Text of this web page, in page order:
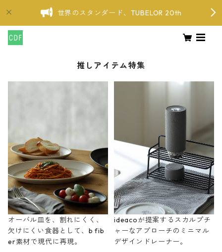
世界のスタンダード、TUBELOR 20th
推しアイテム特集
オーバル皿を、割れにくく、
欠けにくい食器として、b fib
er素材で現代に再現。
ideacoが提案するスカルプチ
ャーなアプローチのミニマル
デザインドレーナー。